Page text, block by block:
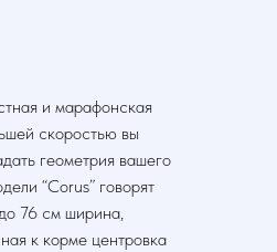
и марафонская
скоростью вы
геометрия вашего
“Corus” говорят
76 см ширина,
к корме центровка